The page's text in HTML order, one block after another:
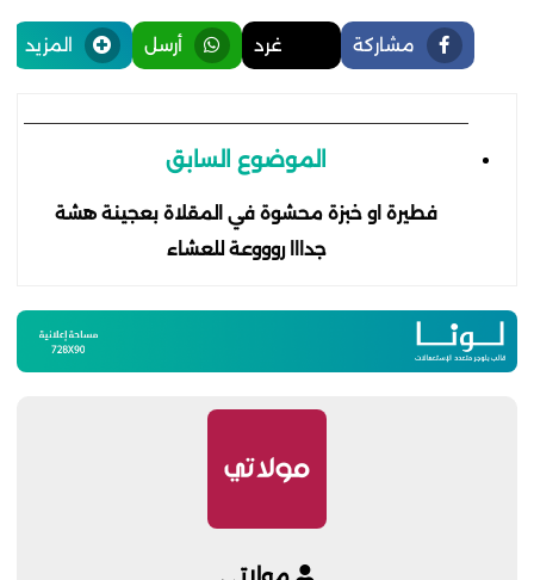
مشاركة غرد أرسل المزيد
الموضوع السابق
فطيرة او خبزة محشوة في المقلاة بعجينة هشة
جدااا روووعة للعشاء